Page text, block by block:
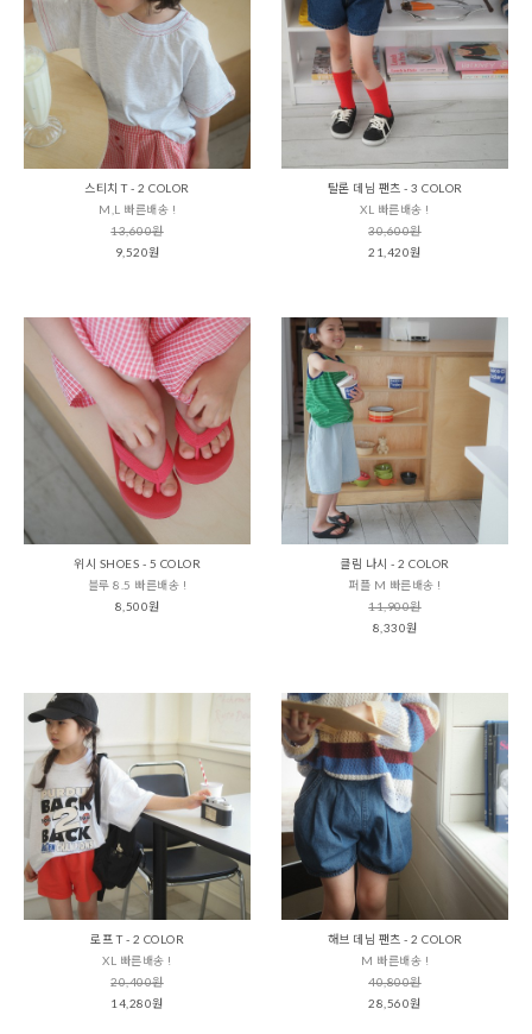
스티치 T - 2 COLOR
M,L 빠른배송 !
13,600원
9,520원
탈론 데님 팬츠 - 3 COLOR
XL 빠른배송 !
30,600원
21,420원
위시 SHOES - 5 COLOR
블루 8.5 빠른배송 !
8,500원
클림 나시 - 2 COLOR
퍼플 M 빠른배송 !
11,900원
8,330원
로프 T - 2 COLOR
XL 빠른배송 !
20,400원
14,280원
해브 데님 팬츠 - 2 COLOR
M 빠른배송 !
40,800원
28,560원